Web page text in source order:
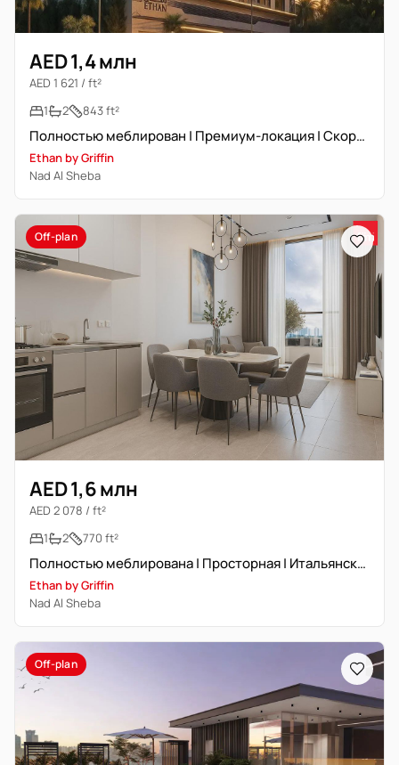
AED 1,4 млн
AED 1 621 / ft²
1
2 843 ft²
Полностью меблирован | Премиум-локация | Скорая сдача
Ethan by Griffin
Nad Al Sheba
Off-plan
AED 1,6 млн
AED 2 078 / ft²
1
2 770 ft²
Полностью меблирована | Просторная | Итальянский интерьер
Ethan by Griffin
Nad Al Sheba
Off-plan